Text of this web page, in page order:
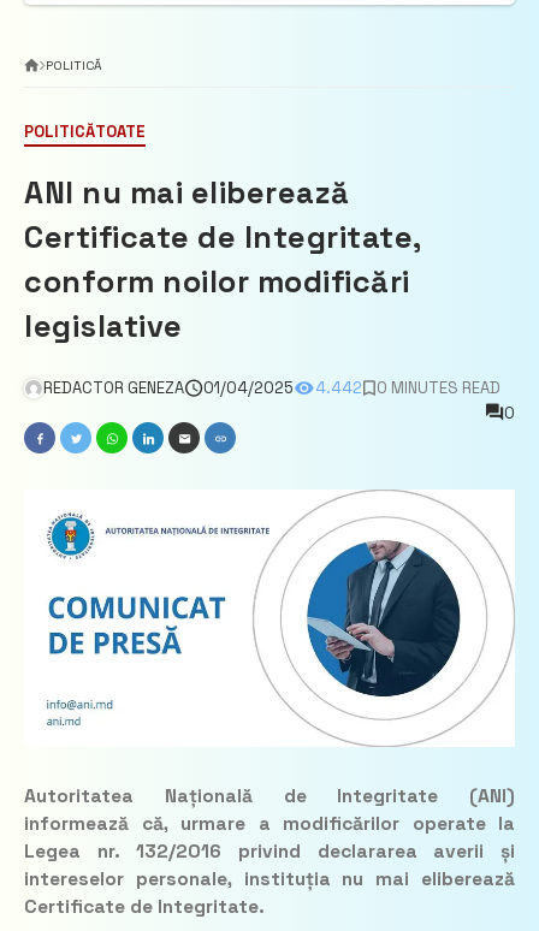
POLITICĂ
POLITICĂTOATE
ANI nu mai eliberează
Certificate de Integritate,
conform noilor modificări
legislative
REDACTOR GENEZA 01/04/2025 4.442
0 MINUTES READ
0
Autoritatea Națională de Integritate (ANI)
informează că, urmare a modificărilor operate la
Legea nr. 132/2016 privind declararea averii și
intereselor personale, instituția nu mai eliberează
Certificate de Integritate.